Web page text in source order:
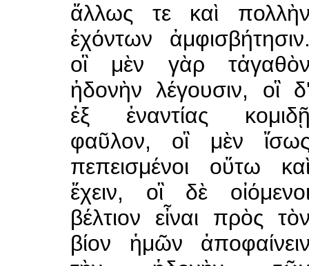
ἄλλως τε καὶ
ἐχόντων
οἳ μὲν γὰρ
ἡδονὴν λέγουσιν, οἳ
ἐξ ἐναντίας
φαῦλον, οἳ μὲν
πεπεισμένοι οὕτω
ἔχειν, οἳ δὲ
βέλτιον εἶναι πρὸς
βίον ἡμῶν